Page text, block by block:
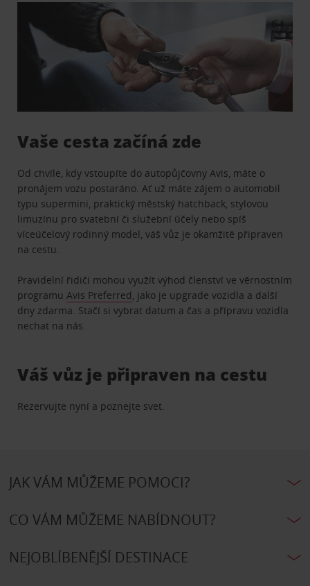
Vaše cesta začíná zde
Od chvíle, kdy vstoupíte do autopůjčovny Avis, máte o
pronájem vozu postaráno. Ať už máte zájem o automobil
typu supermini, praktický městský hatchback, stylovou
limuzínu pro svatební či služební účely nebo spíš
víceúčelový rodinný model, váš vůz je okamžitě připraven
na cestu.
Pravidelní řidiči mohou využít výhod členství ve věrnostním
programuAvis Preferred, jako je upgrade vozidla a další
dny zdarma. Stačí si vybrat datum a čas a přípravu vozidla
nechat na nás.
Váš vůz je připraven na cestu
Rezervujte nyní a poznejte svet.
JAK VÁM MŮŽEME POMOCI?
CO VÁM MŮŽEME NABÍDNOUT?
NEJOBLÍBENĚJŠÍ DESTINACE